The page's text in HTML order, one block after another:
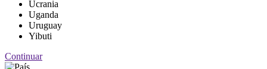
Ucrania
Uganda
Uruguay
Yibuti
Continuar